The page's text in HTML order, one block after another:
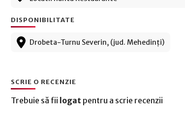
DISPONIBILITATE
Drobeta-Turnu Severin, (jud. Mehedinți)
SCRIE O RECENZIE
Trebuie să fii logat pentru a scrie recenzii